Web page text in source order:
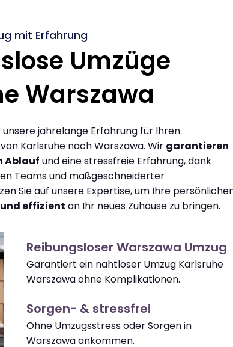
mit Erfahrung
Umzüge
Warszawa
unsere jahrelange Erfahrung für Ihren
Karlsruhe nach Warszawa. Wir garantieren
Ablauf und eine stressfreie Erfahrung, dank
Teams und maßgeschneiderter
Sie auf unsere Expertise, um Ihre
effizient an Ihr neues Zuhause zu bringen.
Reibungsloser Warszawa Umzug
Garantiert ein nahtloser Umzug Karlsruhe
Warszawa ohne Komplikationen.
Sorgen- & stressfrei
Ohne Umzugsstress oder Sorgen in
Warszawa ankommen.